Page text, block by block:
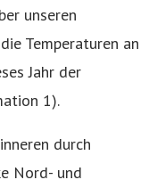
unseren
Temperaturen an
Jahr der
1).
durch
Nord- und